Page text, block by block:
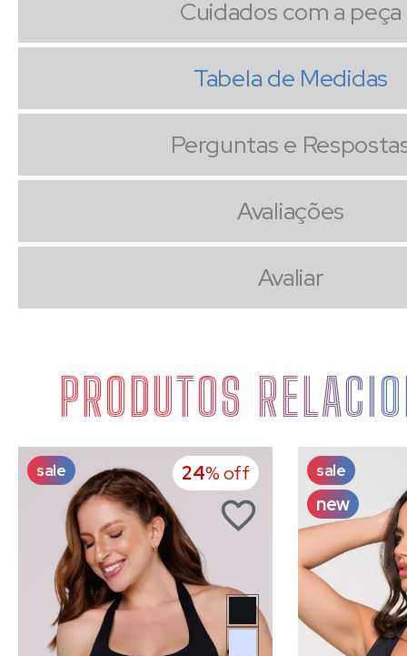
Cuidados com a peça
Tabela de Medidas
Perguntas e
Avaliações
Avaliar
PRODUTOS
sale 24% off sale
new